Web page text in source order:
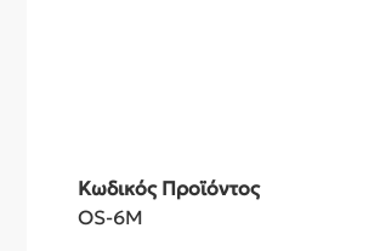
Κωδικός Προϊόντος
OS-6M